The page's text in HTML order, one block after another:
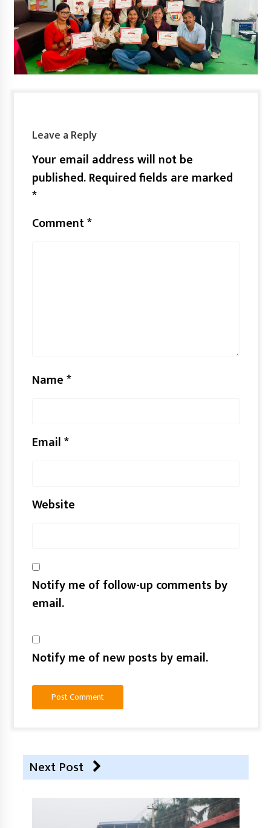
Leave a Reply
Your email address will not be
published.Required fields are marked
*
Comment*
Name*
Email*
Website
Notify me of follow-up comments by
email.
Notify me of new posts by email.
Next Post